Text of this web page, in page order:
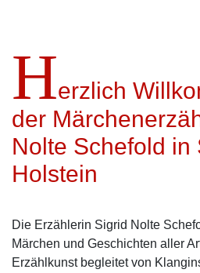
Herzlich
der
Nolte Schefold in
Holstein
Die Erzählerin Sigrid Nolte
Märchen und Geschichten aller
Erzählkunst begleitet von